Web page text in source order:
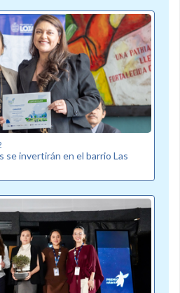
se invertirán en el barrio Las